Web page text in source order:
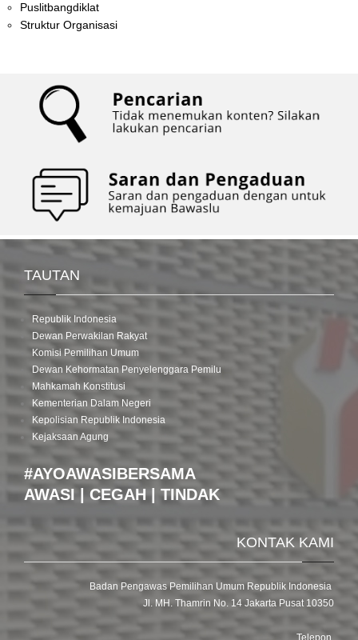
Puslitbangdiklat
Struktur Organisasi
TAUTAN
Republik Indonesia
Dewan Perwakilan Rakyat
Komisi Pemilihan Umum
Dewan Kehormatan Penyelenggara Pemilu
Mahkamah Konstitusi
Kementerian Dalam Negeri
Kepolisian Republik Indonesia
Kejaksaan Agung
#AYOAWASIBERSAMA
AWASI | CEGAH | TINDAK
KONTAK KAMI
Badan Pengawas Pemilihan Umum Republik Indonesia
Jl. MH. Thamrin No. 14 Jakarta Pusat 10350
Telepon